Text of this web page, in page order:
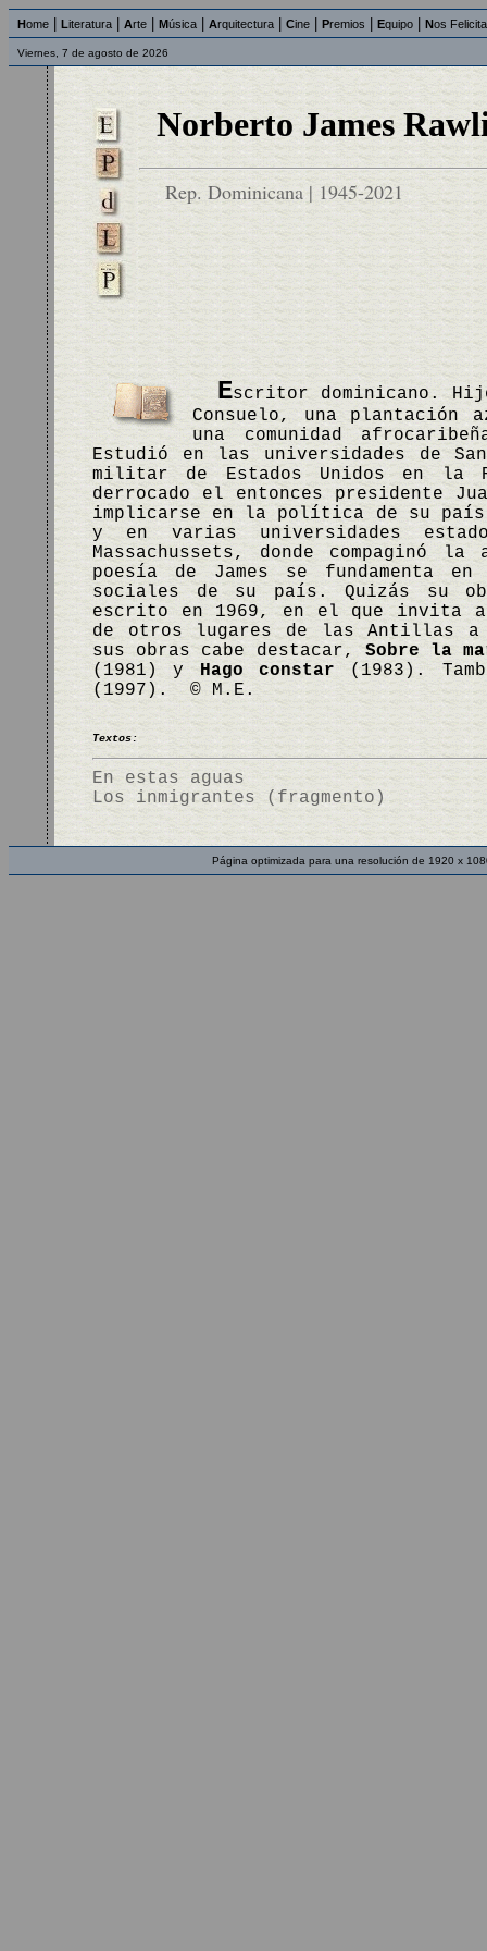
Home Literatura Arte Música Arquitectura Cine Premios Equipo Nos
Viernes, 7 de agosto de 2026
Norberto James
Rep. Dominicana | 1945-2021
Escritor dominicano.
Consuelo, una plantación
una comunidad
Estudió en las universidades de
militar de Estados Unidos en la
derrocado el entonces presidente
implicarse en la política de su país.
y en varias universidades
Massachussets, donde
poesía de James se fundamenta
sociales de su país. Quizás su
escrito en 1969, en el que invita a
de otros lugares de las Antillas a
sus obras cabe destacar,Sobre la
(1981) yHago constar (1983).
(1997). © M.E.
Textos:
En estas aguas
Los inmigrantes (fragmento)
Página optimizada para una resolución de 1920 x